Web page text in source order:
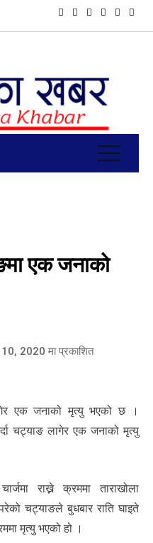
एक जनाको
2020 मा प्रकाशित
एक जनाको मृत्यु भएको छ ।
चट्याङ लागेर एक जनाको मृत्यु
राख्ने क्रममा ताराखोला
चट्याङले बुधबार राति घाइते
मृत्यु भएको हो ।